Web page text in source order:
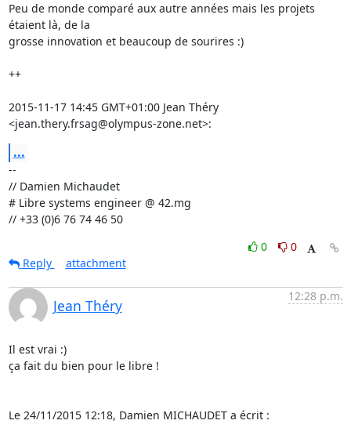
Peu de monde comparé aux autre années mais les projets
étaient là, de la
grosse innovation et beaucoup de sourires :)
++
2015-11-17 14:45 GMT+01:00 Jean Théry
<jean.thery.frsag@olympus-zone.net>:
...
--
// Damien Michaudet
# Libre systems engineer @ 42.mg
// +33 (0)6 76 74 46 50
0
0
Reply
attachment
Jean Théry
12:28 p.m.
Il est vrai :)
ça fait du bien pour le libre !
Le 24/11/2015 12:18, Damien MICHAUDET a écrit :